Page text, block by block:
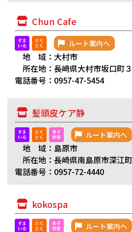
Chun Cafe
ルート案内へ
地 域：大村市
所在地：長崎県大村市坂口町
電話番号：0957-47-5454
髪頭皮ケア静
ルート案内へ
地 域：島原市
所在地：長崎県南島原市深江
電話番号：0957-72-4440
kokospa
ルート案内へ